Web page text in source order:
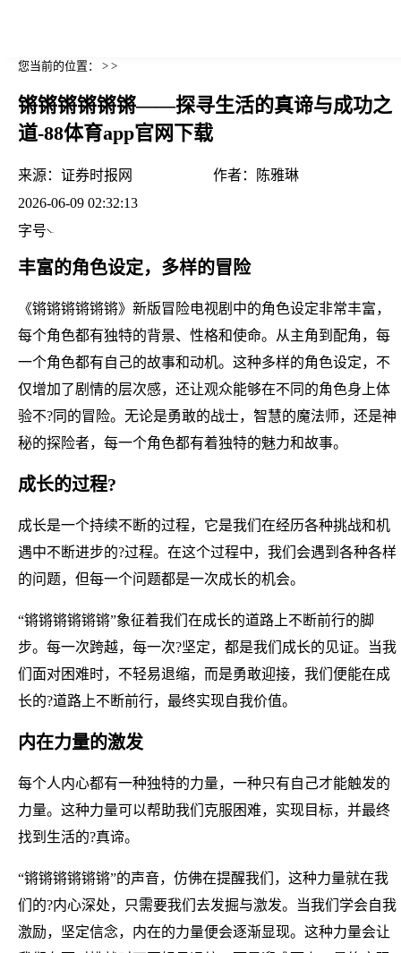
您当前的位置： > >
锵锵锵锵锵锵——探寻生活的真谛与成功之
道-88体育app官网下载
来源： 证券时报网 作者：
陈雅琳
2026-06-09 02:32:13
字号
丰富的角色设定，多样的冒险
《锵锵锵锵锵锵》新版冒险电视剧中的角色设定非常丰富，
每个角色都有独特的背景、性格和使命。从主角到配角，每
一个角色都有自己的故事和动机。这种多样的角色设定，不
仅增加了剧情的层次感，还让观众能够在不同的角色身上体
验不?同的冒险。无论是勇敢的战士，智慧的魔法师，还是神
秘的探险者，每一个角色都有着独特的魅力和故事。
成长的过程?
成长是一个持续不断的过程，它是我们在经历各种挑战和机
遇中不断进步的?过程。在这个过程中，我们会遇到各种各样
的问题，但每一个问题都是一次成长的机会。
“锵锵锵锵锵锵”象征着我们在成长的道路上不断前行的脚
步。每一次跨越，每一次?坚定，都是我们成长的见证。当我
们面对困难时，不轻易退缩，而是勇敢迎接，我们便能在成
长的?道路上不断前行，最终实现自我价值。
内在力量的激发
每个人内心都有一种独特的力量，一种只有自己才能触发的
力量。这种力量可以帮助我们克服困难，实现目标，并最终
找到生活的?真谛。
“锵锵锵锵锵锵”的声音，仿佛在提醒我们，这种力量就在我
们的?内心深处，只需要我们去发掘与激发。当我们学会自我
激励，坚定信念，内在的力量便会逐渐显现。这种力量会让